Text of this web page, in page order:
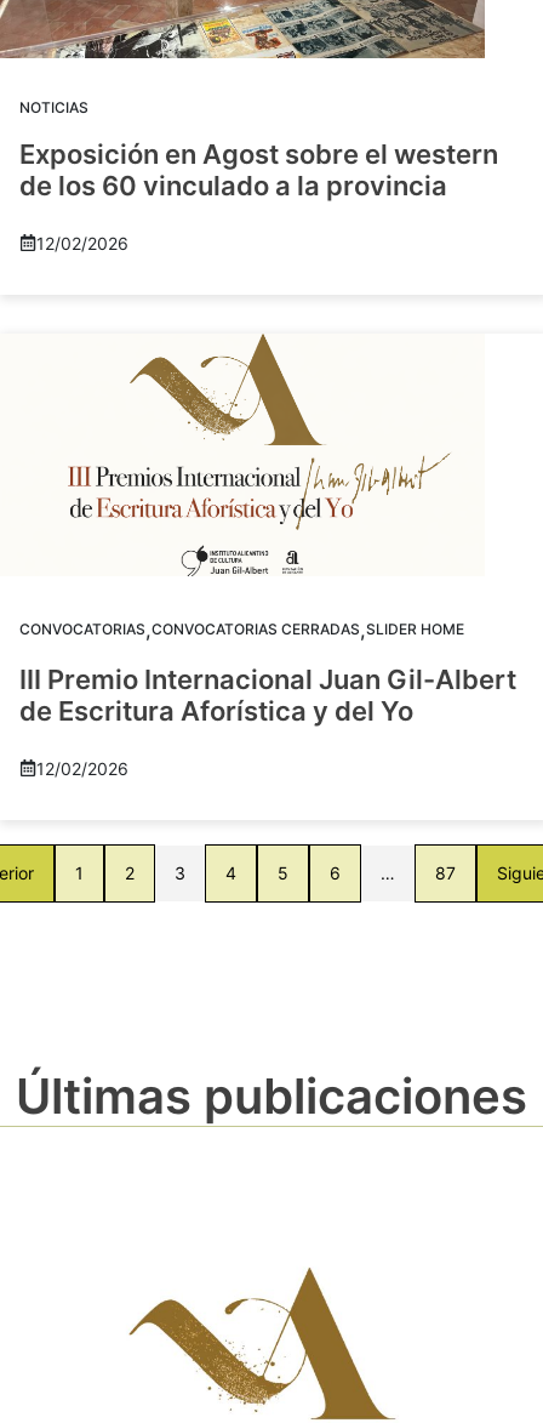
NOTICIAS
Exposición en Agost sobre el western
de los 60 vinculado a la provincia
12/02/2026
CONVOCATORIAS,CONVOCATORIAS CERRADAS,SLIDER HOME
III Premio Internacional Juan Gil-Albert
de Escritura Aforística y del Yo
12/02/2026
1 2 3 4 5 6 … 87
Últimas publicaciones